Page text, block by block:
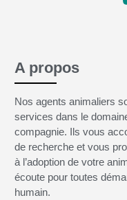
A propos
Nos agents animaliers
services dans le
compagnie. Ils vous
de recherche et vous
à l’adoption de votre
écoute pour toutes
humain.